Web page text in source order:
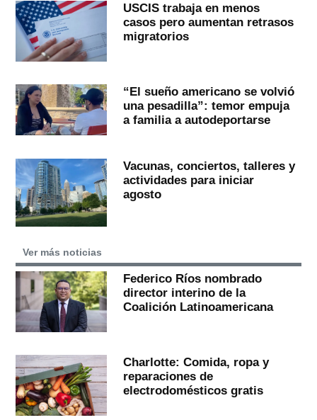
USCIS trabaja en menos
casos pero aumentan retrasos
migratorios
“El sueño americano se volvió
una pesadilla”: temor empuja
a familia a autodeportarse
Vacunas, conciertos, talleres y
actividades para iniciar
agosto
Ver más noticias
Federico Ríos nombrado
director interino de la
Coalición Latinoamericana
Charlotte: Comida, ropa y
reparaciones de
electrodomésticos gratis